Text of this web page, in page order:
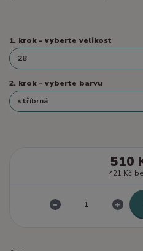
1. krok - vyberte velikost
2. krok - vyberte barvu
510
421 Kč